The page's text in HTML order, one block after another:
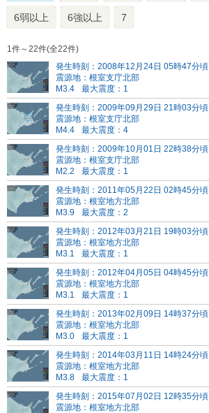
6弱以上 6強以上 7
1件～22件(全22件)
発生時刻：2008年12月24日 05時47分頃
震源地：根室支庁北部
M3.4
最大震度：1
発生時刻：2009年09月29日 21時03分頃
震源地：根室支庁北部
M4.4
最大震度：4
発生時刻：2009年10月01日 22時38分頃
震源地：根室支庁北部
M2.2
最大震度：1
発生時刻：2011年05月22日 02時45分頃
震源地：根室地方北部
M3.9
最大震度：2
発生時刻：2012年03月21日 19時03分頃
震源地：根室地方北部
M3.1
最大震度：1
発生時刻：2012年04月05日 04時45分頃
震源地：根室地方北部
M3.1
最大震度：1
発生時刻：2013年02月09日 14時37分頃
震源地：根室地方北部
M3.0
最大震度：1
発生時刻：2014年03月11日 14時24分頃
震源地：根室地方北部
M3.8
最大震度：1
発生時刻：2015年07月02日 12時35分頃
震源地：根室地方北部